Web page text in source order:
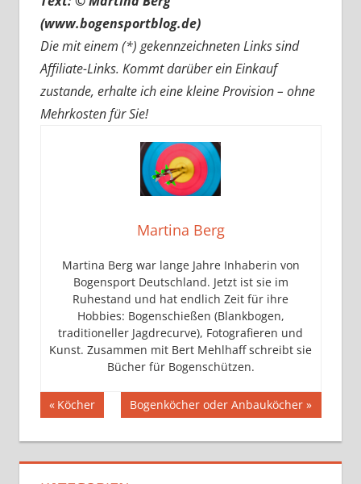
(www.bogensportblog.de)
Die mit einem (*) gekennzeichneten Links sind
Affiliate-Links. Kommt darüber ein Einkauf
zustande, erhalte ich eine kleine Provision – ohne
Mehrkosten für Sie!
Martina Berg
Martina Berg war lange Jahre Inhaberin von
Bogensport Deutschland. Jetzt ist sie im
Ruhestand und hat endlich Zeit für ihre
Hobbies: Bogenschießen (Blankbogen,
traditioneller Jagdrecurve), Fotografieren und
Kunst. Zusammen mit Bert Mehlhaff schreibt sie
Bücher für Bogenschützen.
Beitragsnavigation
Vorheriger
Köcher
Nächster
Bogenköcher oder Anbauköcher